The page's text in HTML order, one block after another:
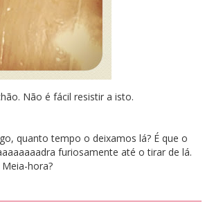
Não é fácil resistir a isto.
quanto tempo o deixamos lá? É que o
furiosamente até o tirar de lá.
hora?